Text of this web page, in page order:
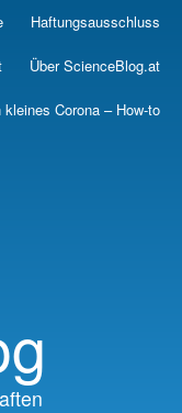
Haftungsausschluss
Über ScienceBlog.at
kleines Corona – How-to